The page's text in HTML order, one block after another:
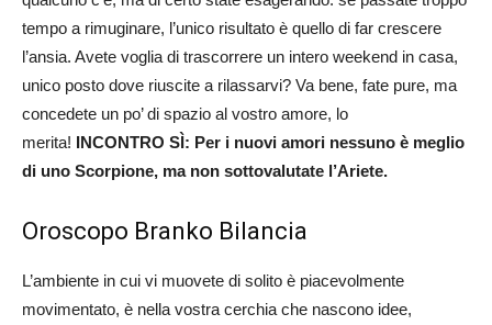
tempo a rimuginare, l’unico risultato è quello di far crescere
l’ansia. Avete voglia di trascorrere un intero weekend in casa,
unico posto dove riuscite a rilassarvi? Va bene, fate pure, ma
concedete un po’ di spazio al vostro amore, lo
merita! INCONTRO SÌ: Per i nuovi amori nessuno è meglio
di uno Scorpione, ma non sottovalutate l’Ariete.
Oroscopo Branko Bilancia
L’ambiente in cui vi muovete di solito è piacevolmente
movimentato, è nella vostra cerchia che nascono idee,